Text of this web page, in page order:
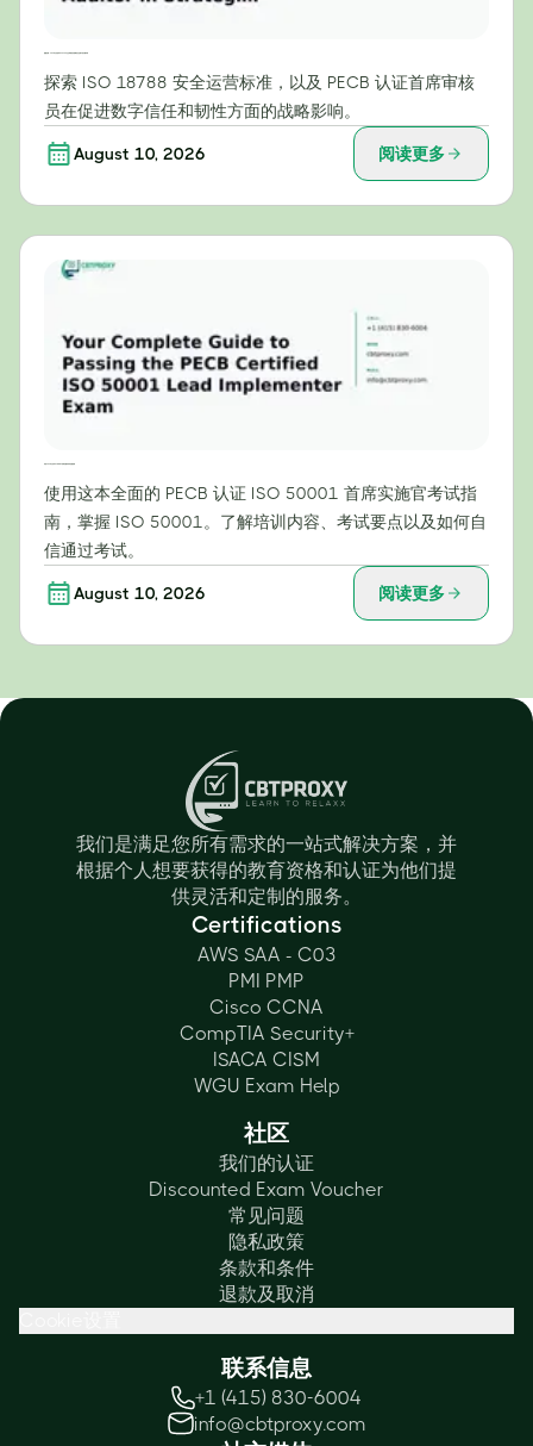
探索 ISO 18788 安全运营标准，以及 PECB 认证首席审核
员在促进数字信任和韧性方面的战略影响。
August 10, 2026 阅读更多
使用这本全面的 PECB 认证 ISO 50001 首席实施官考试指
南，掌握 ISO 50001。了解培训内容、考试要点以及如何自
信通过考试。
August 10, 2026 阅读更多
我们是满足您所有需求的一站式解决方案，并
根据个人想要获得的教育资格和认证为他们提
供灵活和定制的服务。
Certifications
AWS SAA - C03
PMI PMP
Cisco CCNA
CompTIA Security+
ISACA CISM
WGU Exam Help
社区
我们的认证
Discounted Exam Voucher
常见问题
隐私政策
条款和条件
退款及取消
联系信息
+1 (415) 830-6004
info@cbtproxy.com